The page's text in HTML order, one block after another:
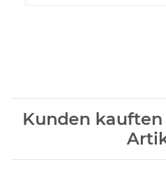
Kunden